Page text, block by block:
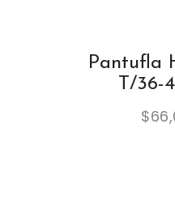
Pantufla
T/36-
$